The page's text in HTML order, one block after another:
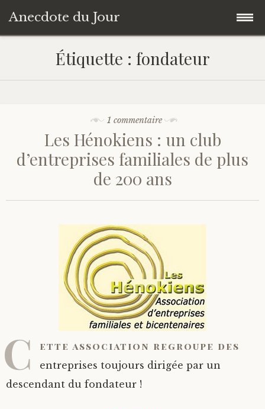
Anecdote du Jour
contenu
Livres de Culture Générale
À propos
Étiquette : fondateur
1 commentaire
Les Hénokiens : un club
d’entreprises familiales de plus
de 200 ans
C ette association regroupe des
entreprises toujours dirigée par un
descendant du fondateur !